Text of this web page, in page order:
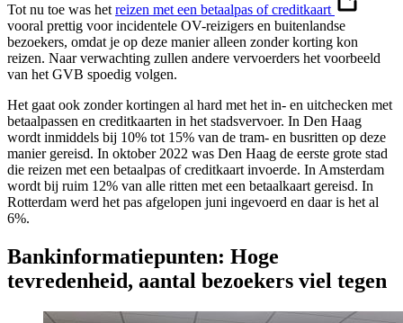
Tot nu toe was het reizen met een betaalpas of creditkaart
vooral prettig voor incidentele OV-reizigers en buitenlandse
bezoekers, omdat je op deze manier alleen zonder korting kon
reizen. Naar verwachting zullen andere vervoerders het voorbeeld
van het GVB spoedig volgen.
Het gaat ook zonder kortingen al hard met het in- en uitchecken met
betaalpassen en creditkaarten in het stadsvervoer. In Den Haag
wordt inmiddels bij 10% tot 15% van de tram- en busritten op deze
manier gereisd. In oktober 2022 was Den Haag de eerste grote stad
die reizen met een betaalpas of creditkaart invoerde. In Amsterdam
wordt bij ruim 12% van alle ritten met een betaalkaart gereisd. In
Rotterdam werd het pas afgelopen juni ingevoerd en daar is het al
6%.
Bankinformatiepunten: Hoge
tevredenheid, aantal bezoekers viel tegen